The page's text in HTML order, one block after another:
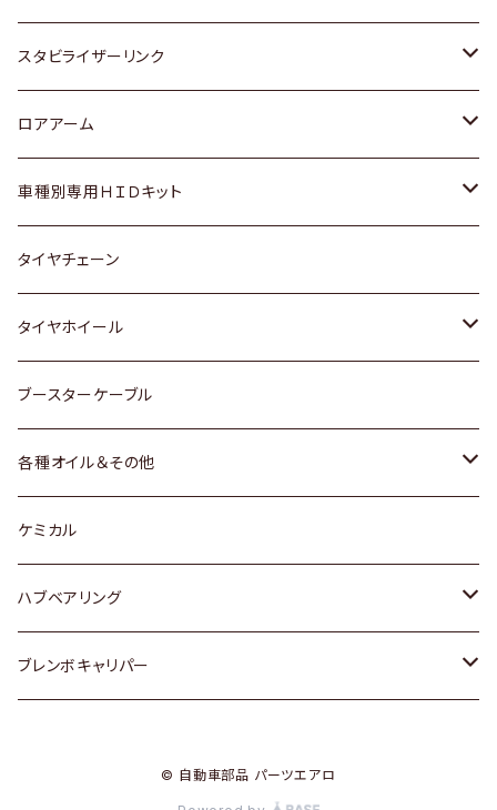
スバル
いすゞ
ダイハツ
マツダ
三菱
スバル
レクサス
スズキ
日産
ダイハツ
マツダ
三菱
スバル
ホンダ
スズキ
日産
いすゞ
ダイハツ
マツダ
三菱
スバル
トヨタ
ホンダ
スズキ
日産
ダイハツ
スバル
スタビライザーリンク
トヨタ
ホンダ
スズキ
日産
ダイハツ
マツダ
ロアアーム
ホンダ
スズキ
日産
ダイハツ
マツダ
スバル
車種別専用ＨＩＤキット
トヨタ
マツダ
タイヤチェーン
タイヤホイール
トヨタ
ホンダ
スズキ
日産
ダイハツ
ブースターケーブル
各種オイル＆その他
ディーデル洗浄添加剤
ケミカル
ハブベアリング
トヨタ
ブレンボキャリパー
© 自動車部品 パーツエアロ